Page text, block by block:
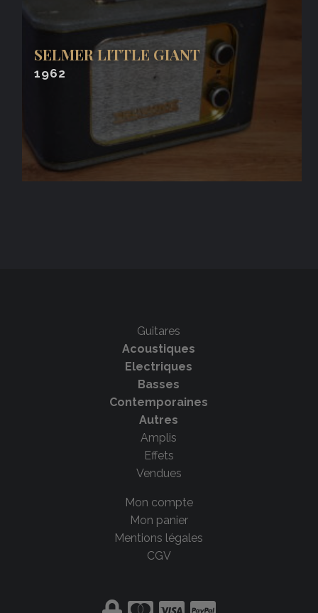
SELMER LITTLE GIANT
1962
Guitares
Acoustiques
Electriques
Basses
Contemporaines
Autres
Amplis
Effets
Vendues
Mon compte
Mon panier
Mentions légales
CGV